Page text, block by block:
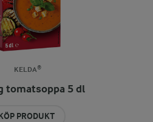
KELDA®
tomatsoppa 5 dl
PRODUKT